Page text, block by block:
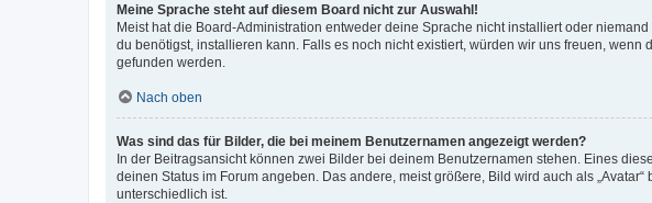
Meine Sprache steht auf diesem Board nicht zur Auswahl!
Meist hat die Board-Administration entweder deine Sprache nicht installiert oder
du benötigst, installieren kann. Falls es noch nicht existiert, würden wir uns freuen,
gefunden werden.
Nach oben
Was sind das für Bilder, die bei meinem Benutzernamen angezeigt werden?
In der Beitragsansicht können zwei Bilder bei deinem Benutzernamen stehen. Eines
deinen Status im Forum angeben. Das andere, meist größere, Bild wird auch als
unterschiedlich ist.